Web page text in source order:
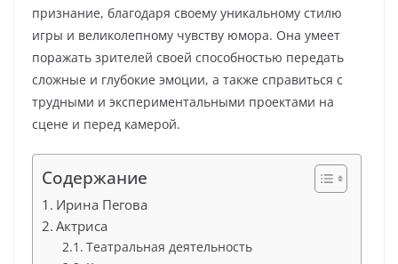
признание, благодаря своему уникальному стилю
игры и великолепному чувству юмора. Она умеет
поражать зрителей своей способностью передать
сложные и глубокие эмоции, а также справиться с
трудными и экспериментальными проектами на
сцене и перед камерой.
Содержание
Ирина Пегова
Актриса
Театральная деятельность